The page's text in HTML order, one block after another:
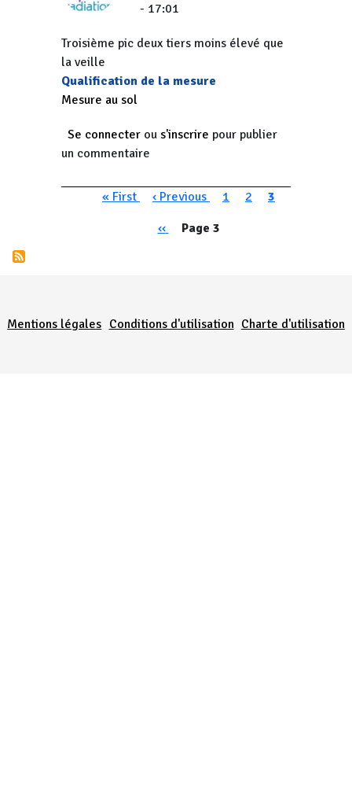
- 17:01
Troisième pic deux tiers moins élevé que
la veille
Qualification de la mesure
Mesure au sol
Se connecter ou s'inscrire pour publier
un commentaire
Pagination
Première page
« First Page précédente
‹ Previous Page
1 Page
2 Page courante
3
Page précédente
‹‹ Page 3
Mentions légales Conditions d'utilisation Charte d'utilisation